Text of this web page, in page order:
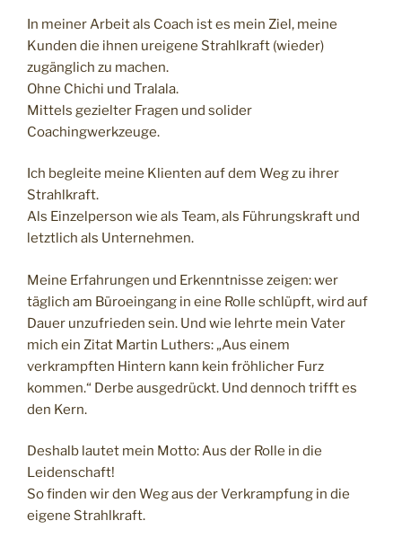
In meiner Arbeit als Coach ist es mein Ziel, meine
Kunden die ihnen ureigene Strahlkraft (wieder)
zugänglich zu machen.
Ohne Chichi und Tralala.
Mittels gezielter Fragen und solider
Coachingwerkzeuge.
Ich begleite meine Klienten auf dem Weg zu ihrer
Strahlkraft.
Als Einzelperson wie als Team, als Führungskraft und
letztlich als Unternehmen.
Meine Erfahrungen und Erkenntnisse zeigen: wer
täglich am Büroeingang in eine Rolle schlüpft, wird auf
Dauer unzufrieden sein. Und wie lehrte mein Vater
mich ein Zitat Martin Luthers: „Aus einem
verkrampften Hintern kann kein fröhlicher Furz
kommen.“ Derbe ausgedrückt. Und dennoch trifft es
den Kern.
Deshalb lautet mein Motto: Aus der Rolle in die
Leidenschaft!
So finden wir den Weg aus der Verkrampfung in die
eigene Strahlkraft.